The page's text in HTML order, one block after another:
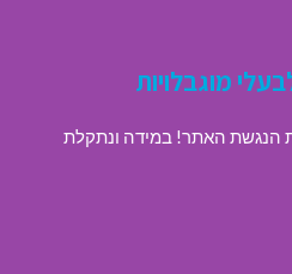
מוגבלויות
הנגשת האתר! במידה ונתקלת